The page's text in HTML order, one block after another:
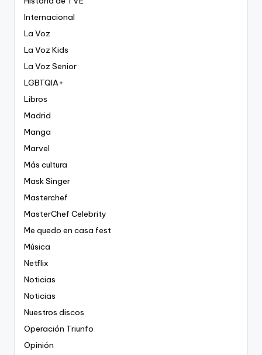
Internacional
La Voz
La Voz Kids
La Voz Senior
LGBTQIA+
Libros
Madrid
Manga
Marvel
Más cultura
Mask Singer
Masterchef
MasterChef Celebrity
Me quedo en casa fest
Música
Netflix
Noticias
Noticias
Nuestros discos
Operación Triunfo
Opinión